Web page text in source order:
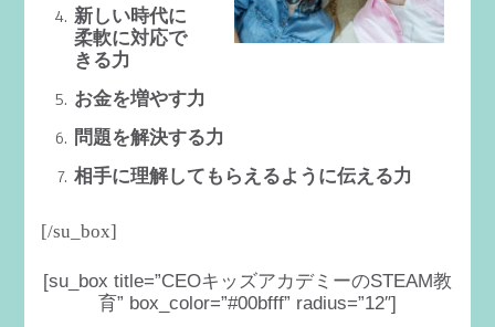
新しい時代に
柔軟に対応で
きる力
お金を増やす力
問題を解決する力
相手に理解してもらえるように伝える力
[/su_box]
[su_box title=”CEOキッズアカデミーのSTEAM教
育” box_color=”#00bfff” radius=”12″]